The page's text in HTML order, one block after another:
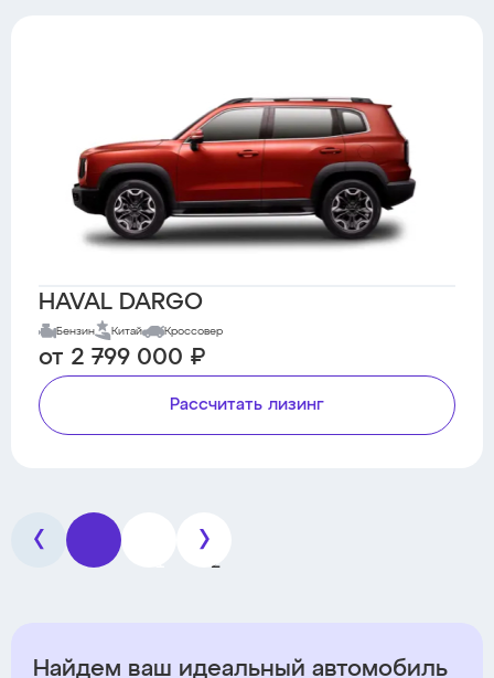
HAVAL DARGO
Бензин Китай Кроссовер
от 2 799 000 ₽
Рассчитать лизинг
2
Найдем ваш идеальный автомобиль